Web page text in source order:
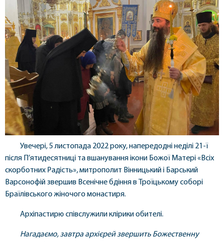
Увечері, 5 листопада 2022 року, напередодні неділі 21-ї
після П’ятидесятниці та вшанування ікони Божої Матері «Всіх
скорботних Радість», митрополит Вінницький і Барський
Варсонофій звершив Всенічне бдіння в Троїцькому соборі
Браїлівського жіночого монастиря.
Архіпастирю співслужили клірики обителі.
Нагадаємо, завтра архієрей звершить Божественну